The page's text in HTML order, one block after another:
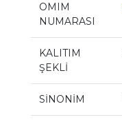
OMIM
NUMARASI
KALITIM
ŞEKLİ
SİNONİM